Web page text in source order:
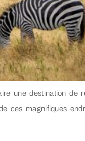
une destination de
ces magnifiques